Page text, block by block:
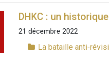
DHKC : un
21 décembre 2022
La bataille anti-